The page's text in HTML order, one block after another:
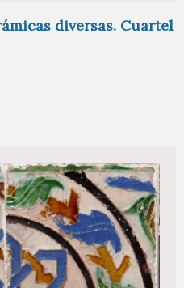
diversas. Cuartel